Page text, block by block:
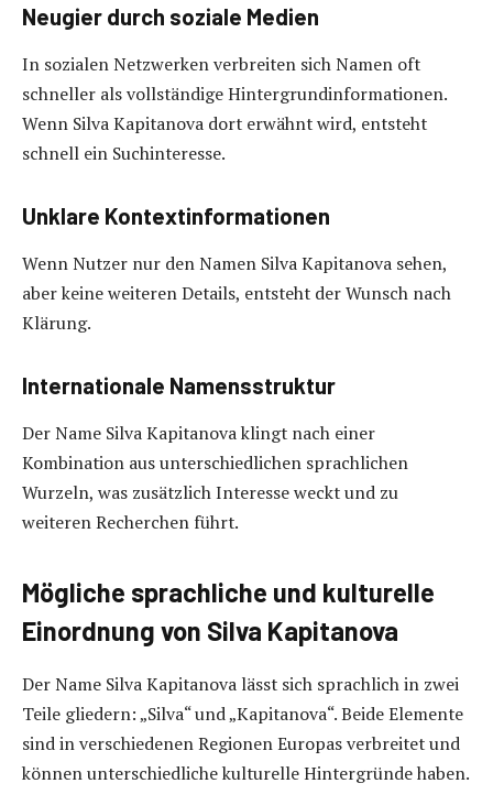
Neugier durch soziale Medien
In sozialen Netzwerken verbreiten sich Namen oft
schneller als vollständige Hintergrundinformationen.
Wenn Silva Kapitanova dort erwähnt wird, entsteht
schnell ein Suchinteresse.
Unklare Kontextinformationen
Wenn Nutzer nur den Namen Silva Kapitanova sehen,
aber keine weiteren Details, entsteht der Wunsch nach
Klärung.
Internationale Namensstruktur
Der Name Silva Kapitanova klingt nach einer
Kombination aus unterschiedlichen sprachlichen
Wurzeln, was zusätzlich Interesse weckt und zu
weiteren Recherchen führt.
Mögliche sprachliche und kulturelle
Einordnung von Silva Kapitanova
Der Name Silva Kapitanova lässt sich sprachlich in zwei
Teile gliedern: „Silva“ und „Kapitanova“. Beide Elemente
sind in verschiedenen Regionen Europas verbreitet und
können unterschiedliche kulturelle Hintergründe haben.